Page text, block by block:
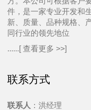
件，是一家专业开发和
新、质量、品种规格、
同行业的领先地位
......[查看更多 >>]
联系方式
联系人 ：洪经理